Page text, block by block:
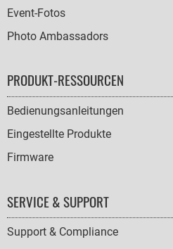
Event-Fotos
Photo Ambassadors
PRODUKT-RESSOURCEN
Bedienungsanleitungen
Eingestellte Produkte
Firmware
SERVICE & SUPPORT
Support & Compliance